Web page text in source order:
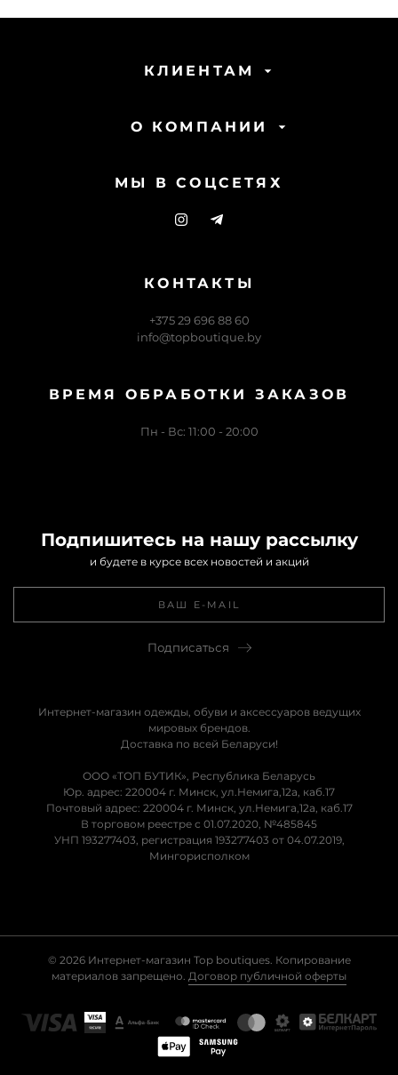
КЛИЕНТАМ
О КОМПАНИИ
МЫ В СОЦСЕТЯХ
КОНТАКТЫ
+375 29 696 88 60
info@topboutique.by
ВРЕМЯ ОБРАБОТКИ ЗАКАЗОВ
Пн - Вс: 11:00 - 20:00
Подпишитесь на нашу рассылку
и будете в курсе всех новостей и акций
Подписаться
Интернет-магазин одежды, обуви и аксессуаров ведущих
мировых брендов.
Доставка по всей Беларуси!
ООО «ТОП БУТИК», Республика Беларусь
Юр. адрес: 220004 г. Минск, ул.Немига,12а, каб.17
Почтовый адрес: 220004 г. Минск, ул.Немига,12а, каб.17
В торговом реестре с 01.07.2020, №485845
УНП 193277403, регистрация 193277403 от 04.07.2019,
Мингорисполком
© 2026 Интернет-магазин Top boutiques. Копирование
материалов запрещено. Договор публичной оферты